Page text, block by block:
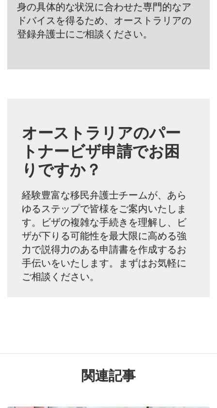
身の具体的な状況に合わせた専門的なア
ドバイスを得るため、オーストラリアの
登録弁護士にご相談ください。
オーストラリアのパー
トナービザ申請でお困
りですか？
経験豊富な移民弁護士チームが、あら
ゆるステップで皆様をご案内いたしま
す。ビザの複雑な手続きを理解し、ビ
ザが下りる可能性を最大限に高める強
力で説得力のある申請書を作成するお
手伝いをいたします。まずはお気軽に
ご相談ください。
関連記事